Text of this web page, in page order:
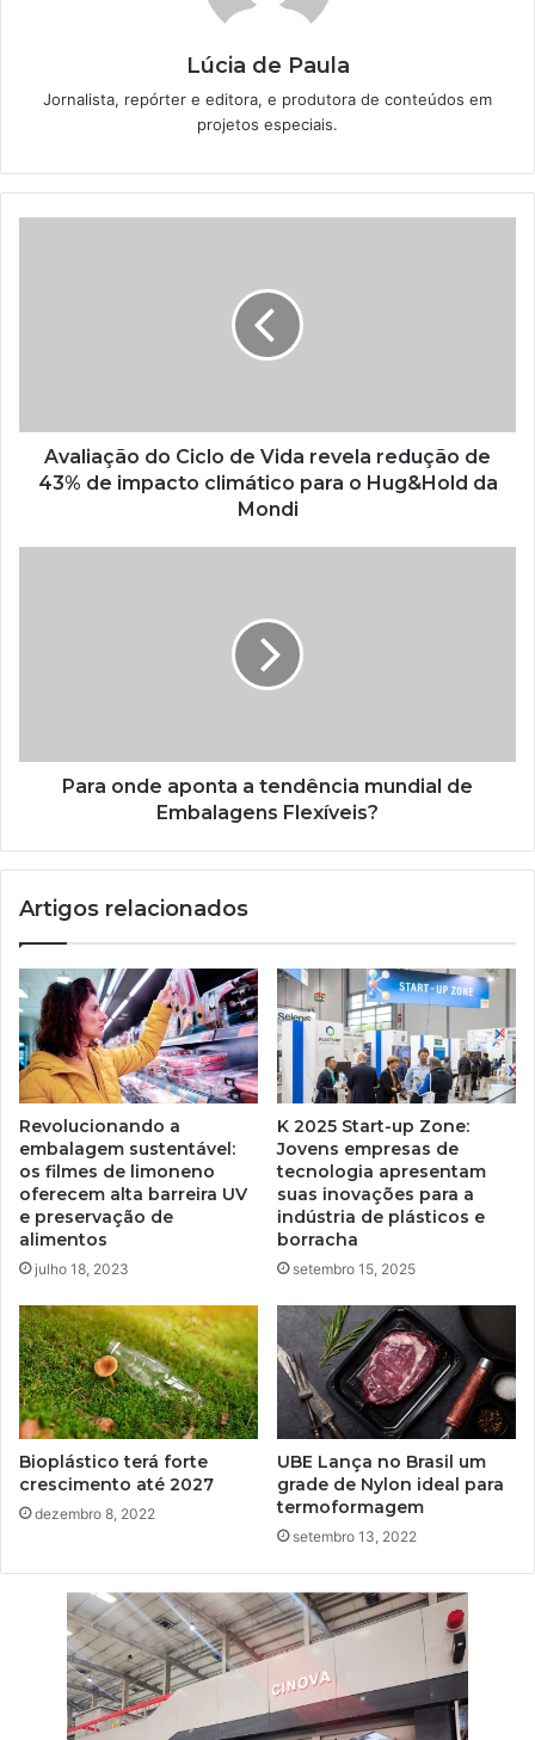
Lúcia de Paula
Jornalista, repórter e editora, e produtora de conteúdos em
projetos especiais.
43%
impacto
Avaliação do Ciclo de Vida revela redução de
43% de impacto climático para o Hug&Hold da
Mondi
Flexíveis?
Para onde aponta a tendência mundial de
Embalagens Flexíveis?
Artigos relacionados
Revolucionando a
embalagem sustentável:
os filmes de limoneno
oferecem alta barreira UV
e preservação de
alimentos
julho 18, 2023
K 2025 Start-up Zone:
Jovens empresas de
tecnologia apresentam
suas inovações para a
indústria de plásticos e
borracha
setembro 15, 2025
Bioplástico terá forte
crescimento até 2027
dezembro 8, 2022
UBE Lança no Brasil um
grade de Nylon ideal para
termoformagem
setembro 13, 2022